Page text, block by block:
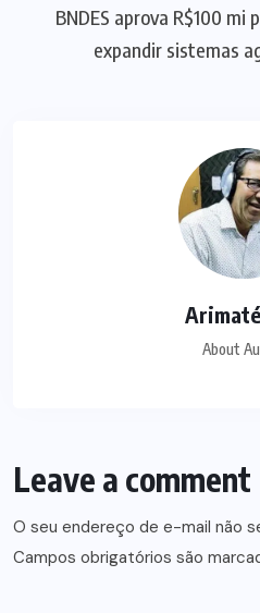
BNDES aprova R$100 mi
expandir sistemas
About
Leave a comment
O seu endereço de e-mail não
Campos obrigatórios são